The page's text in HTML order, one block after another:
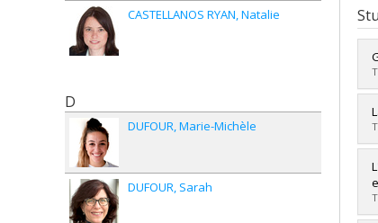
CASTELLANOS RYAN Natalie
D
DUFOUR Marie-Michèle
DUFOUR Sarah